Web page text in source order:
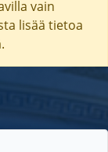
vain
lisää tietoa